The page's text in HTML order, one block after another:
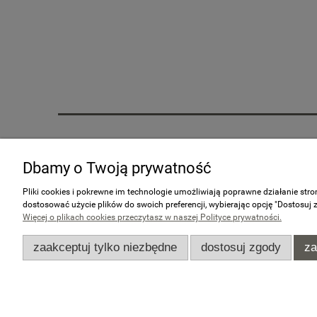
Zakupy
Czas realizacji zamówienia
Formy płatności
Koszt dostawy
Reklamacje i zwroty
Pomoc
Częste pytania
Polityka prywatności
Regulamin zakupów
Dbamy o Twoją prywatność
Pliki cookies i pokrewne im technologie umożliwiają poprawne działanie
dostosować użycie plików do swoich preferencji, wybierając opcję "Dostosuj
Więcej o plikach cookies przeczytasz w naszej Polityce prywatności.
zaakceptuj tylko niezbędne dostosuj zgody